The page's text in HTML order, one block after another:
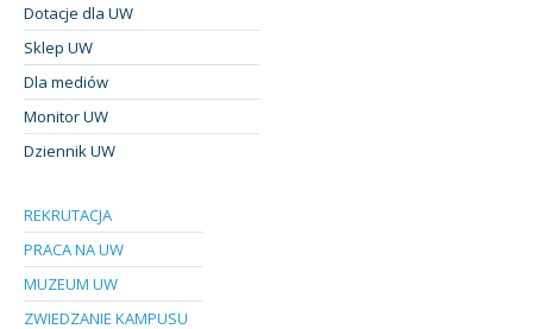
Dotacje dla UW
Sklep UW
Dla mediów
Monitor UW
Dziennik UW
REKRUTACJA
PRACA NA UW
MUZEUM UW
ZWIEDZANIE KAMPUSU